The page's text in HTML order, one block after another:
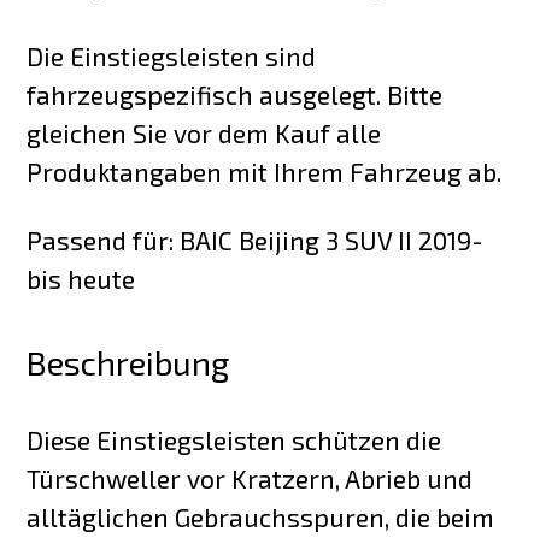
Die Einstiegsleisten sind
fahrzeugspezifisch ausgelegt. Bitte
gleichen Sie vor dem Kauf alle
Produktangaben mit Ihrem Fahrzeug ab.
Passend für: BAIC Beijing 3 SUV II 2019-
bis heute
Beschreibung
Diese Einstiegsleisten schützen die
Türschweller vor Kratzern, Abrieb und
alltäglichen Gebrauchsspuren, die beim